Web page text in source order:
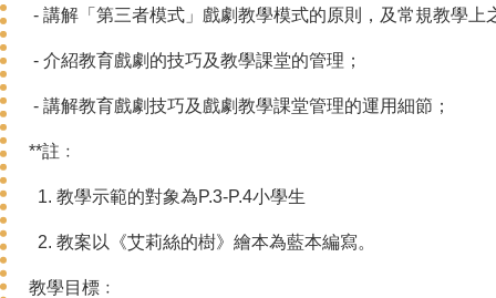
- 講解「第三者模式」戲劇教學模式的原則，及常規教學上
- 介紹教育戲劇的技巧及教學課堂的管理；
- 講解教育戲劇技巧及戲劇教學課堂管理的運用細節；
**註﹕
1. 教學示範的對象為P.3-P.4小學生
2. 教案以《艾莉絲的樹》繪本為藍本編寫。
教學目標﹕